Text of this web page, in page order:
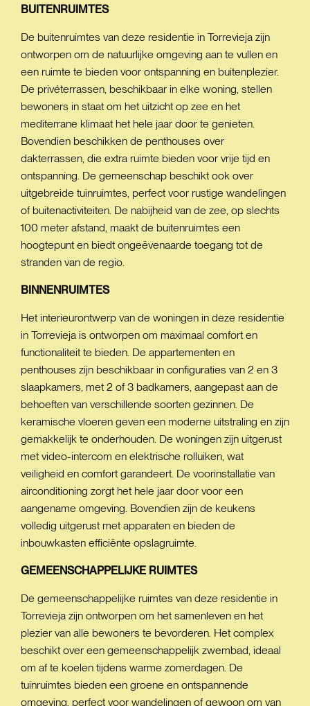
BUITENRUIMTES
De buitenruimtes van deze residentie in Torrevieja zijn
ontworpen om de natuurlijke omgeving aan te vullen en
een ruimte te bieden voor ontspanning en buitenplezier.
De privéterrassen, beschikbaar in elke woning, stellen
bewoners in staat om het uitzicht op zee en het
mediterrane klimaat het hele jaar door te genieten.
Bovendien beschikken de penthouses over
dakterrassen, die extra ruimte bieden voor vrije tijd en
ontspanning. De gemeenschap beschikt ook over
uitgebreide tuinruimtes, perfect voor rustige wandelingen
of buitenactiviteiten. De nabijheid van de zee, op slechts
100 meter afstand, maakt de buitenruimtes een
hoogtepunt en biedt ongeëvenaarde toegang tot de
stranden van de regio.
BINNENRUIMTES
Het interieurontwerp van de woningen in deze residentie
in Torrevieja is ontworpen om maximaal comfort en
functionaliteit te bieden. De appartementen en
penthouses zijn beschikbaar in configuraties van 2 en 3
slaapkamers, met 2 of 3 badkamers, aangepast aan de
behoeften van verschillende soorten gezinnen. De
keramische vloeren geven een moderne uitstraling en zijn
gemakkelijk te onderhouden. De woningen zijn uitgerust
met video-intercom en elektrische rolluiken, wat
veiligheid en comfort garandeert. De voorinstallatie van
airconditioning zorgt het hele jaar door voor een
aangename omgeving. Bovendien zijn de keukens
volledig uitgerust met apparaten en bieden de
inbouwkasten efficiënte opslagruimte.
GEMEENSCHAPPELIJKE RUIMTES
De gemeenschappelijke ruimtes van deze residentie in
Torrevieja zijn ontworpen om het samenleven en het
plezier van alle bewoners te bevorderen. Het complex
beschikt over een gemeenschappelijk zwembad, ideaal
om af te koelen tijdens warme zomerdagen. De
tuinruimtes bieden een groene en ontspannende
omgeving, perfect voor wandelingen of gewoon om van